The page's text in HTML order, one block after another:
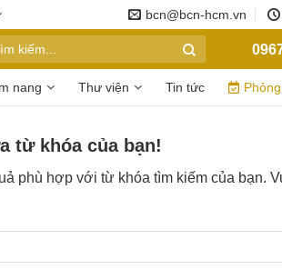
bcn@bcn-hcm.vn
nang Thư viện Tin tức
từ khóa của bạn!
phù hợp với từ khóa tìm kiếm của bạn.